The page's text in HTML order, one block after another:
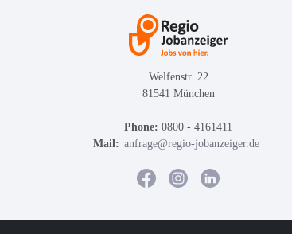
Welfenstr. 22
81541 München
Phone: 0800 - 4161411
Mail: anfrage@regio-jobanzeiger.de